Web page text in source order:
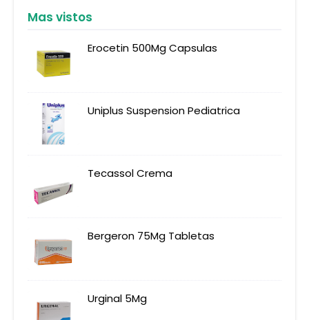
Mas vistos
Erocetin 500Mg Capsulas
Uniplus Suspension Pediatrica
Tecassol Crema
Bergeron 75Mg Tabletas
Urginal 5Mg